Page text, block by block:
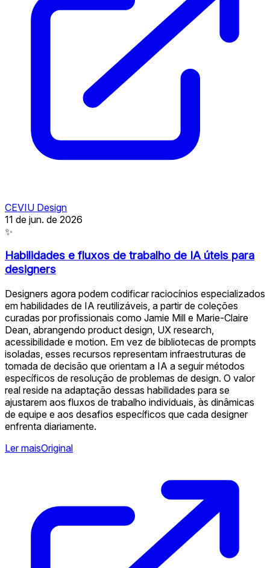
CEVIU Design
11 de jun. de 2026
✨
Habilidades e fluxos de trabalho de IA úteis para
designers
Designers agora podem codificar raciocínios especializados
em habilidades de IA reutilizáveis, a partir de coleções
curadas por profissionais como Jamie Mill e Marie-Claire
Dean, abrangendo product design, UX research,
acessibilidade e motion. Em vez de bibliotecas de prompts
isoladas, esses recursos representam infraestruturas de
tomada de decisão que orientam a IA a seguir métodos
específicos de resolução de problemas de design. O valor
real reside na adaptação dessas habilidades para se
ajustarem aos fluxos de trabalho individuais, às dinâmicas
de equipe e aos desafios específicos que cada designer
enfrenta diariamente.
Ler maisOriginal